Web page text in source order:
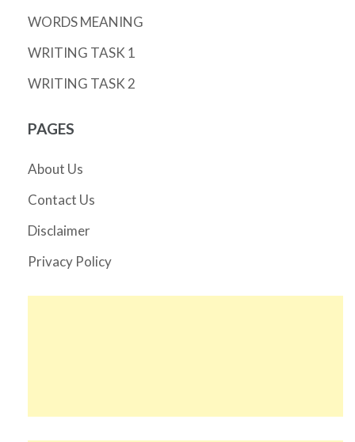
WORDS MEANING
WRITING TASK 1
WRITING TASK 2
PAGES
About Us
Contact Us
Disclaimer
Privacy Policy